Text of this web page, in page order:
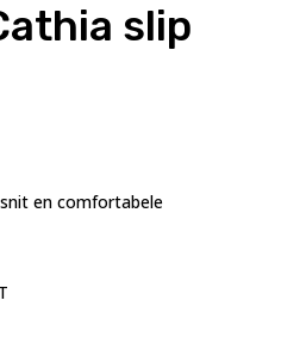
slip
en comfortabele